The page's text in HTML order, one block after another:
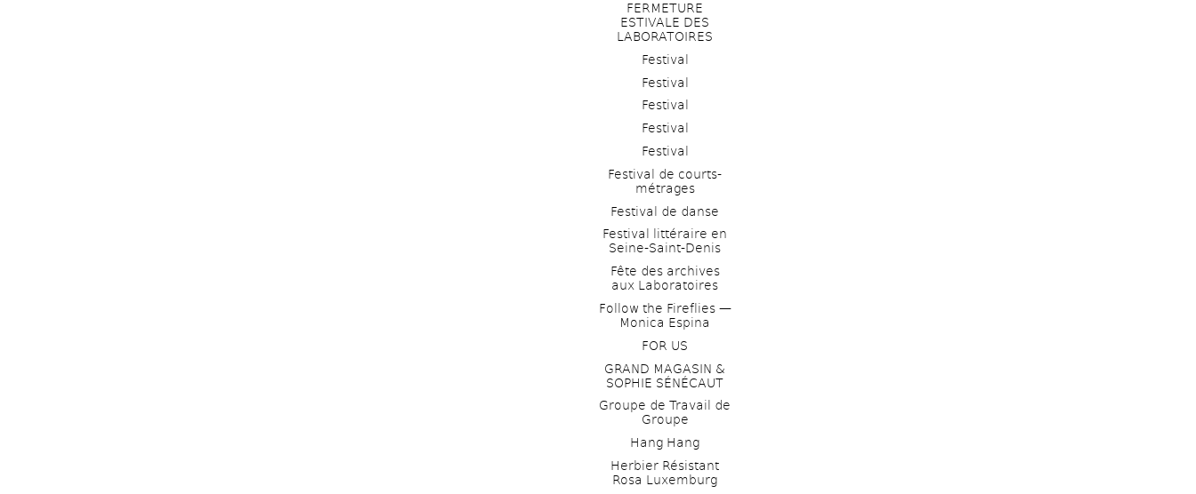
FERMETURE
ESTIVALE DES
LABORATOIRES
Festival
Festival
Festival
Festival
Festival
Festival de courts-
métrages
Festival de danse
Festival littéraire en
Seine-Saint-Denis
Fête des archives
aux Laboratoires
Follow the Fireflies —
Monica Espina
FOR US
GRAND MAGASIN &
SOPHIE SÉNÉCAUT
Groupe de Travail de
Groupe
Hang Hang
Herbier Résistant
Rosa Luxemburg